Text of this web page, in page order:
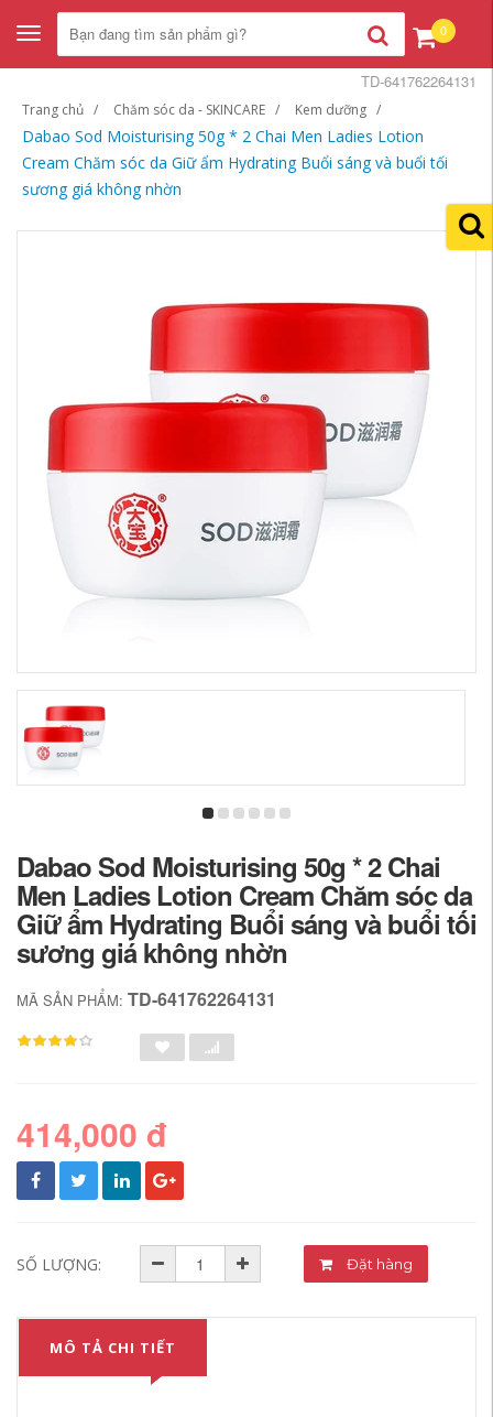
Toggle
navigation
0
Trang chủ Chăm sóc da - SKINCARE Kem dưỡng
Dabao Sod Moisturising 50g * 2 Chai Men Ladies Lotion
Cream Chăm sóc da Giữ ẩm Hydrating Buổi sáng và buổi tối
sương giá không nhờn
TD-641762264131
Dabao Sod Moisturising 50g * 2 Chai
Men Ladies Lotion Cream Chăm sóc da
Giữ ẩm Hydrating Buổi sáng và buổi tối
sương giá không nhờn
MÃ SẢN PHẨM: TD-641762264131
414,000 đ
SỐ LƯỢNG: Đặt hàng
MÔ TẢ CHI TIẾT